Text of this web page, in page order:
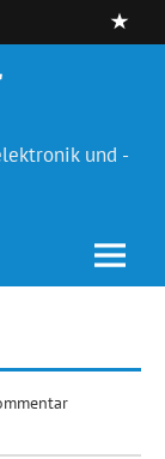
und -